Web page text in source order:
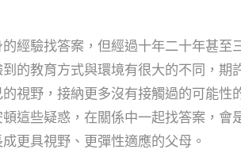
經驗找答案，但經過十年二十年甚至
的教育方式與環境有很大的不同，期
視野，接納更多沒有接觸過的可能性
這些疑惑，在關係中一起找答案，會
更具視野、更彈性適應的父母。